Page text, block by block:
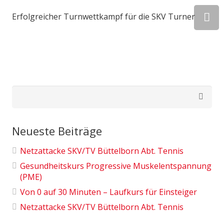
Erfolgreicher Turnwettkampf für die SKV Turner
Neueste Beiträge
Netzattacke SKV/TV Büttelborn Abt. Tennis
Gesundheitskurs Progressive Muskelentspannung
(PME)
Von 0 auf 30 Minuten – Laufkurs für Einsteiger
Netzattacke SKV/TV Büttelborn Abt. Tennis